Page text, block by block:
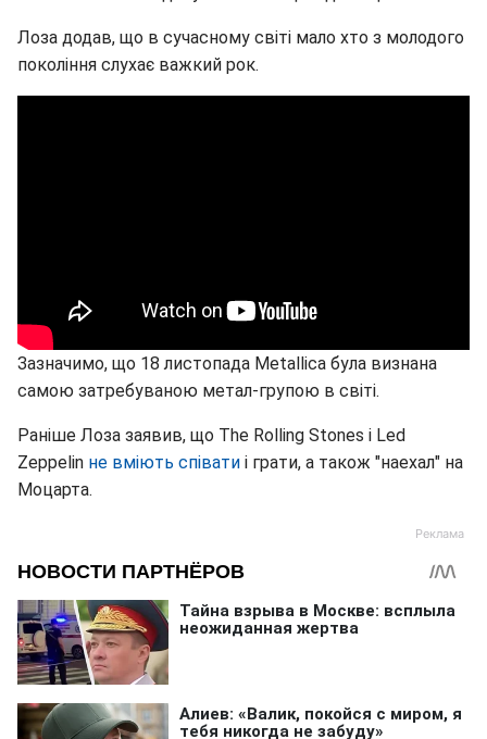
Лоза додав, що в сучасному світі мало хто з молодого
покоління слухає важкий рок.
Зазначимо, що 18 листопада Metallica була визнана
самою затребуваною метал-групою в світі.
Раніше Лоза заявив, що The Rolling Stones і Led
Zeppelin не вміють співати і грати, а також "наехал" на
Моцарта.